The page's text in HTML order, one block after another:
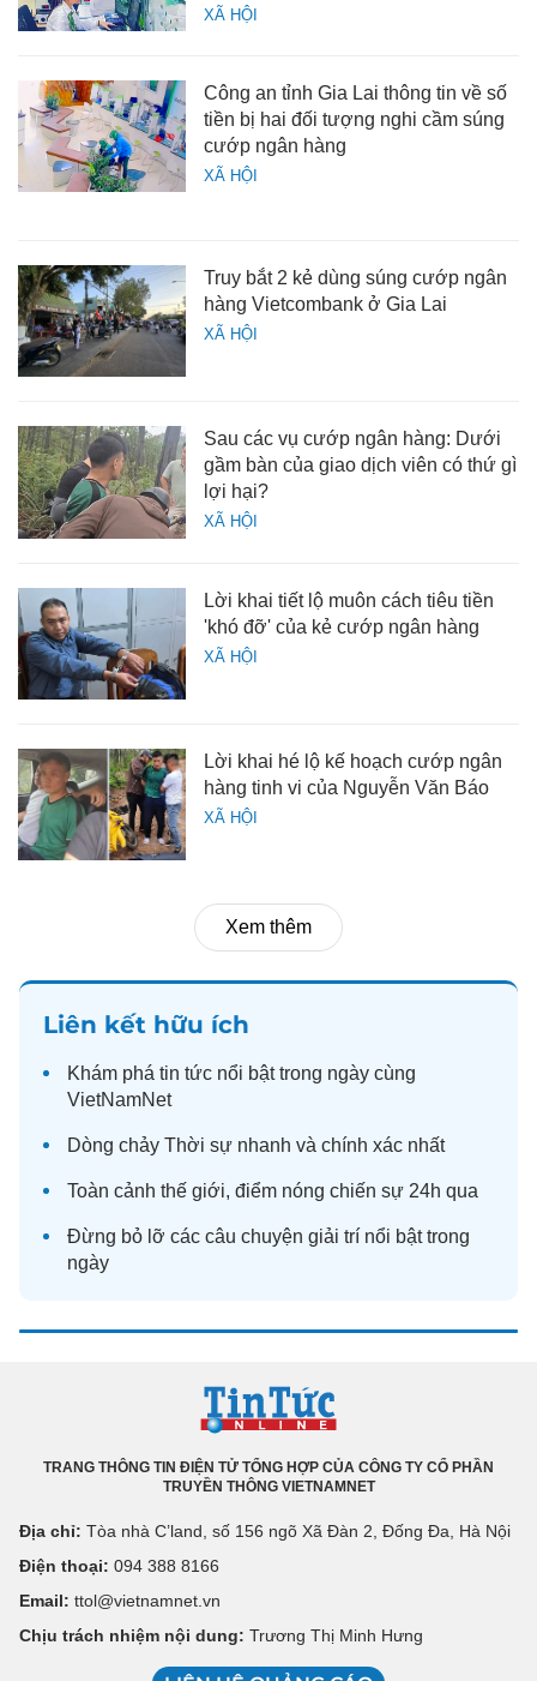
XÃ HỘI
XÃ HỘI
Công an tỉnh Gia Lai thông tin về số
tiền bị hai đối tượng nghi cầm súng
cướp ngân hàng
XÃ HỘI
Truy bắt 2 kẻ dùng súng cướp ngân
hàng Vietcombank ở Gia Lai
XÃ HỘI
Sau các vụ cướp ngân hàng: Dưới
gầm bàn của giao dịch viên có thứ gì
lợi hại?
XÃ HỘI
Lời khai tiết lộ muôn cách tiêu tiền
'khó đỡ' của kẻ cướp ngân hàng
XÃ HỘI
Lời khai hé lộ kế hoạch cướp ngân
hàng tinh vi của Nguyễn Văn Báo
Xem thêm
Liên kết hữu ích
Khám phá tin tức nổi bật trong ngày cùng
VietNamNet
Dòng chảy Thời sự nhanh và chính xác nhất
Toàn cảnh thế giới, điểm nóng chiến sự 24h qua
Đừng bỏ lỡ các câu chuyện giải trí nổi bật trong
ngày
TRANG THÔNG TIN ĐIỆN TỬ TỔNG HỢP CỦA CÔNG TY CỔ PHẦN
TRUYỀN THÔNG VIETNAMNET
Địa chỉ: Tòa nhà C’land, số 156 ngõ Xã Đàn 2, Đống Đa, Hà Nội
Điện thoại: 094 388 8166
Email: ttol@vietnamnet.vn
Chịu trách nhiệm nội dung: Trương Thị Minh Hưng